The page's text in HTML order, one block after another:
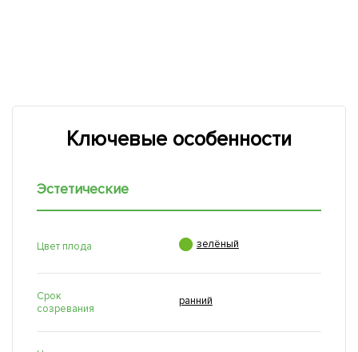
Ключевые особенности
Эстетические
Цвет плода  зелёный
Срок
созревания
ранний